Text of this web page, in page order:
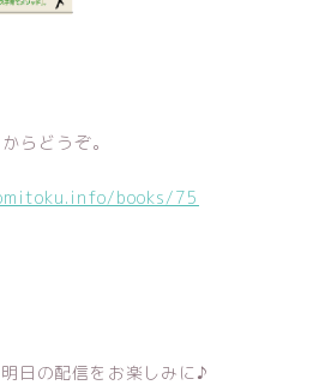
らどうぞ。
books/75
日の配信をお楽しみに♪